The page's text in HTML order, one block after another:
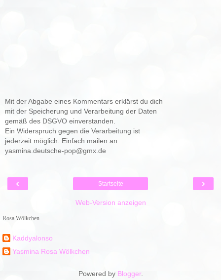
Mit der Abgabe eines Kommentars erklärst du dich
mit der Speicherung und Verarbeitung der Daten
gemäß des DSGVO einverstanden.
Ein Widerspruch gegen die Verarbeitung ist
jederzeit möglich. Einfach mailen an
yasmina.deutsche-pop@gmx.de
‹ ›
Startseite
Web-Version anzeigen
Rosa Wölkchen
Kaddyalonso
Yasmina Rosa Wölkchen
Powered by Blogger.